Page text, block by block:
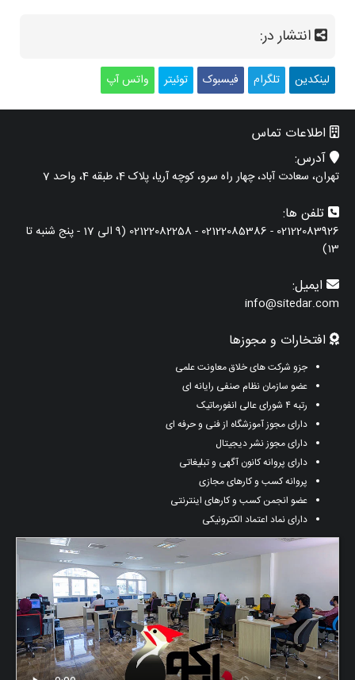
انتشار در:
لینکدین تلگرام فیسبوک توئیتر واتس آپ
اطلاعات تماس
آدرس:
تهران، سعادت آباد، چهار راه سرو، کوچه آریا، پلاک 4، طبقه 4، واحد 7
تلفن ها:
02122083926 - 02122085386 - 02122082258 (9 الی 17 - پنج شنبه تا
13)
ایمیل:
info@sitedar.com
افتخارات و مجوزها
جزو شرکت های خلاق معاونت علمی
عضو سازمان نظام صنفی رایانه ای
رتبه ۴ شورای عالی انفورماتیک
دارای مجوز آموزشگاه از فنی و حرفه ای
دارای مجوز نشر دیجیتال
دارای پروانه کانون آگهی و تبلیغاتی
پروانه کسب و کارهای مجازی
عضو انجمن کسب و کارهای اینترنتی
دارای نماد اعتماد الکترونیکی